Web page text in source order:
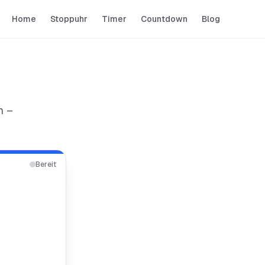
Home Stoppuhr Timer Countdown Blog
–
Bereit